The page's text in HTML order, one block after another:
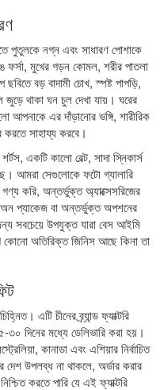
পুতুলকে নগ্ন এবং সাধারণ পোশাকে
ফর্সা, মুখের গড়ন কোমল, শরীর পাতলা
বড় বাদামী চোখ, স্পষ্ট পাপড়ি,
থাকা ঘন চুল দেখা যায়। ঘরের
আপনাকে এর দাঁড়ানোর ভঙ্গি, শারীরিক
করতে সাহায্য করবে।
একটি কালো বেল্ট, সাদা স্নিকার্স
আমরা সেগুলোকে ফটো গ্যালারি
গণ্য করি, অন্তর্ভুক্ত অ্যাক্সেসরিজের
প্যাকেজ বা অন্তর্ভুক্ত অপশনের
সবচেয়ে উপযুক্ত যারা বেস আইমি
অতিরিক্ত জিনিস আছে কিনা তা
এটি চীনের ব্র্যান্ড ফ্যাক্টরি
দিনের মধ্যে ডেলিভারি করা হয়।
কানাডা এবং এশিয়ার নির্বাচিত
উপলব্ধ না থাকলে, অর্ডার করার
করতে পারি যে এই ফ্যাক্টরি